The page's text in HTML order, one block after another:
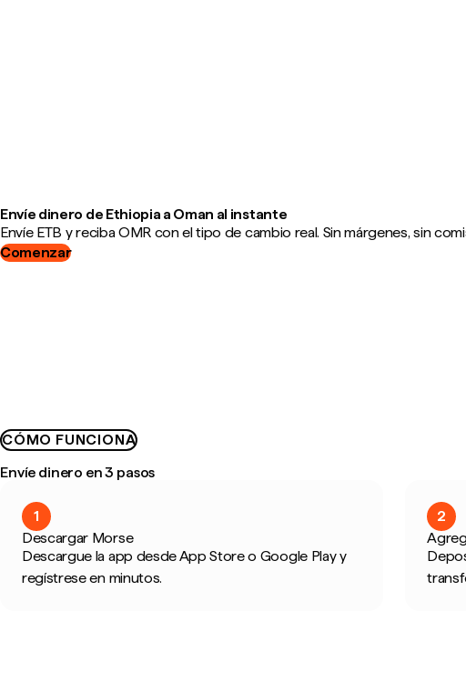
Envíe dinero de Ethiopia a Oman al instante
Envíe ETB y reciba OMR con el tipo de cambio real. Sin márgenes, sin
Comenzar
CÓMO FUNCIONA
Envíe dinero en 3 pasos
1
Descargar Morse
Descargue la app desde App Store o Google Play y
regístrese en minutos.
2